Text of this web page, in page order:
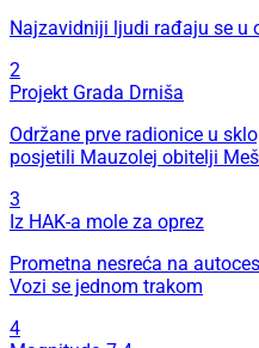
Najzavidniji ljudi rađaju se u
2
Projekt Grada Drniša
Održane prve radionice u
posjetili Mauzolej obitelji
3
Iz HAK-a mole za oprez
Prometna nesreća na
Vozi se jednom trakom
4